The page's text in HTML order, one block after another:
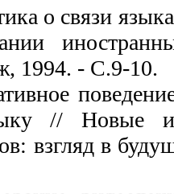
о связи
1994. - С.9-10.
поведение
// Новые
взгляд в